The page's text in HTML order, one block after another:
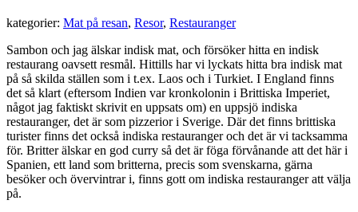
kategorier: Mat på resan, Resor, Restauranger
Sambon och jag älskar indisk mat, och försöker hitta en indisk
restaurang oavsett resmål. Hittills har vi lyckats hitta bra indisk mat
på så skilda ställen som i t.ex. Laos och i Turkiet. I England finns
det så klart (eftersom Indien var kronkolonin i Brittiska Imperiet,
något jag faktiskt skrivit en uppsats om) en uppsjö indiska
restauranger, det är som pizzerior i Sverige. Där det finns brittiska
turister finns det också indiska restauranger och det är vi tacksamma
för. Britter älskar en god curry så det är föga förvånande att det här i
Spanien, ett land som britterna, precis som svenskarna, gärna
besöker och övervintrar i, finns gott om indiska restauranger att välja
på.